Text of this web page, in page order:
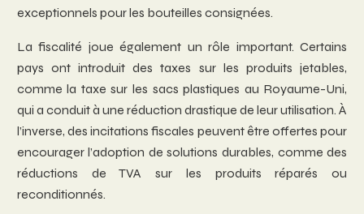
exceptionnels pour les bouteilles consignées.
La fiscalité joue également un rôle important. Certains
pays ont introduit des taxes sur les produits jetables,
comme la taxe sur les sacs plastiques au Royaume-Uni,
qui a conduit à une réduction drastique de leur utilisation. À
l’inverse, des incitations fiscales peuvent être offertes pour
encourager l’adoption de solutions durables, comme des
réductions de TVA sur les produits réparés ou
reconditionnés.